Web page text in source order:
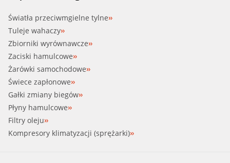
Światła przeciwmgielne tylne
Tuleje wahaczy
Zbiorniki wyrównawcze
Zaciski hamulcowe
Żarówki samochodowe
Świece zapłonowe
Gałki zmiany biegów
Płyny hamulcowe
Filtry oleju
Kompresory klimatyzacji (sprężarki)